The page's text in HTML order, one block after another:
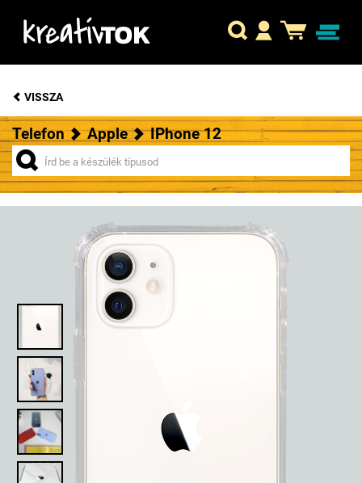
VISSZA
Telefon Apple IPhone 12